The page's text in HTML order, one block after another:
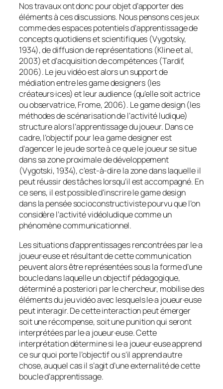
Nos travaux ont donc pour objet d’apporter des
éléments à ces discussions. Nous pensons ces jeux
comme des espaces potentiels d’apprentissage de
concepts quotidiens et scientifiques (Vygotsky,
1934), de diffusion de représentations (Kline etal,
2003) et d’acquisition de compétences (Tardif,
2006). Le jeu vidéo est alors un support de
médiation entre lesgame designers(les
créateurs·ices) et leur audience (qu’elle soit actrice
ou observatrice, Frome, 2006). Legame design(les
méthodes de scénarisation de l’activité ludique)
structure alors l’apprentissage du joueur. Dans ce
cadre, l’objectif pour le·agame designerest
d’agencer le jeu de sorte à ce que le joueur se situe
dans sa zone proximale de développement
(Vygotski, 1934), c’est-à-dire la zone dans laquelle il
peut réussir des tâches lorsqu’il est accompagné. En
ce sens, il est possible d’inscrire legame design
dans la pensée socioconstructiviste pourvu que l’on
considère l’activité vidéoludique comme un
phénomène communicationnel.
Les situations d’apprentissages rencontrées par le·a
joueur·euse et résultant de cette communication
peuvent alors être représentées sous la forme d’une
boucle dans laquelle un objectif pédagogique,
déterminéa posteriori par le chercheur, mobilise des
éléments du jeu vidéo avec lesquels le·a joueur·euse
peut interagir. De cette interaction peut émerger
soit une récompense, soit une punition qui seront
interprétées par le·a joueur·euse. Cette
interprétation détermine si le·a joueur·euse apprend
ce sur quoi porte l’objectif ou s’il apprend autre
chose, auquel cas il s’agit d’une externalité de cette
boucle d’apprentissage.